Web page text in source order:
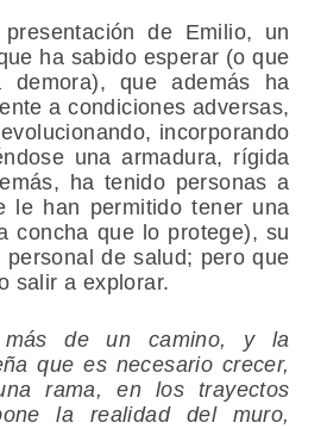
de Emilio, un
ha sabido esperar (o que
demora), que además ha
a condiciones adversas,
incorporando
una armadura, rígida
ha tenido personas a
le han permitido tener una
concha que lo protege), su
de salud; pero que
salir a explorar.
más de un camino, y la
que es necesario crecer,
rama, en los trayectos
la realidad del muro,